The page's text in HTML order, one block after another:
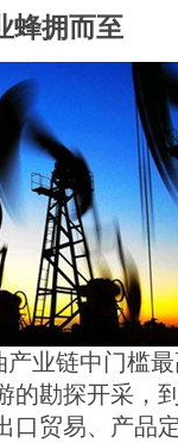
蜂拥而至
产业链中门槛
的勘探开采，
口贸易、产品